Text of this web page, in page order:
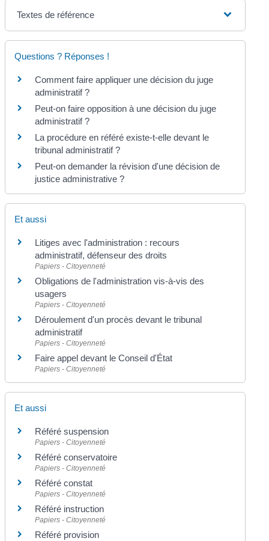
Textes de référence
Questions ? Réponses !
Comment faire appliquer une décision du juge
administratif ?
Peut-on faire opposition à une décision du juge
administratif ?
La procédure en référé existe-t-elle devant le
tribunal administratif ?
Peut-on demander la révision d'une décision de
justice administrative ?
Et aussi
Litiges avec l'administration : recours
administratif, défenseur des droits
Papiers - Citoyenneté
Obligations de l'administration vis-à-vis des
usagers
Papiers - Citoyenneté
Déroulement d'un procès devant le tribunal
administratif
Papiers - Citoyenneté
Faire appel devant le Conseil d'État
Papiers - Citoyenneté
Et aussi
Référé suspension
Papiers - Citoyenneté
Référé conservatoire
Papiers - Citoyenneté
Référé constat
Papiers - Citoyenneté
Référé instruction
Papiers - Citoyenneté
Référé provision